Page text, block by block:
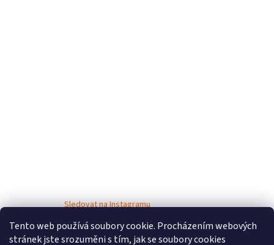
Tento web používá soubory cookie. Procházením webových
stránek jste srozuměni s tím, jak se soubory cookies
Sledovat na Instagramu